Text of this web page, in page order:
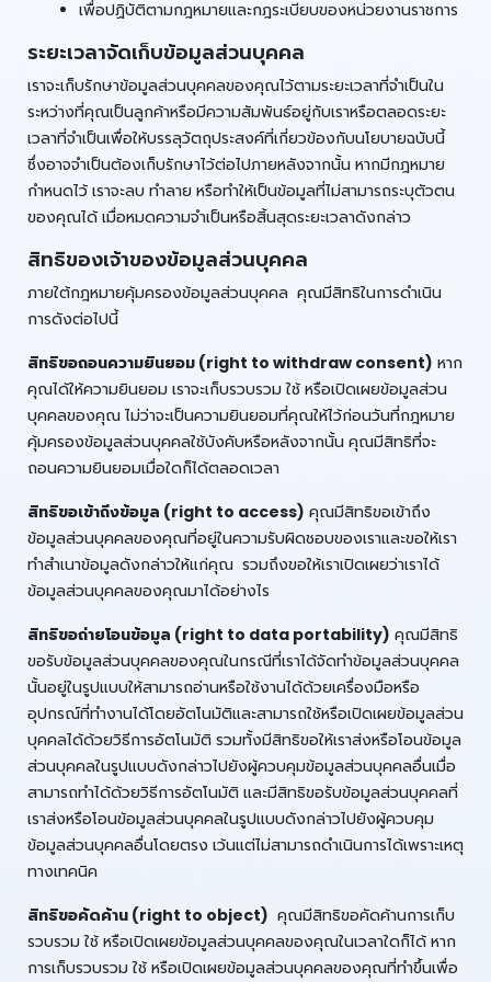
เพื่อปฏิบัติตามกฎหมายและกฎระเบียบของหน่วยงานราชการ
ระยะเวลาจัดเก็บข้อมูลส่วนบุคคล
เราจะเก็บรักษาข้อมูลส่วนบุคคลของคุณไว้ตามระยะเวลาที่จำเป็นใน
ระหว่างที่คุณเป็นลูกค้าหรือมีความสัมพันธ์อยู่กับเราหรือตลอดระยะ
เวลาที่จำเป็นเพื่อให้บรรลุวัตถุประสงค์ที่เกี่ยวข้องกับนโยบายฉบับนี้
ซึ่งอาจจำเป็นต้องเก็บรักษาไว้ต่อไปภายหลังจากนั้น หากมีกฎหมาย
กำหนดไว้ เราจะลบ ทำลาย หรือทำให้เป็นข้อมูลที่ไม่สามารถระบุตัวตน
ของคุณได้ เมื่อหมดความจำเป็นหรือสิ้นสุดระยะเวลาดังกล่าว
สิทธิของเจ้าของข้อมูลส่วนบุคคล
ภายใต้กฎหมายคุ้มครองข้อมูลส่วนบุคคล คุณมีสิทธิในการดำเนิน
การดังต่อไปนี้
สิทธิขอถอนความยินยอม (right to withdraw consent) หาก
คุณได้ให้ความยินยอม เราจะเก็บรวบรวม ใช้ หรือเปิดเผยข้อมูลส่วน
บุคคลของคุณ ไม่ว่าจะเป็นความยินยอมที่คุณให้ไว้ก่อนวันที่กฎหมาย
คุ้มครองข้อมูลส่วนบุคคลใช้บังคับหรือหลังจากนั้น คุณมีสิทธิที่จะ
ถอนความยินยอมเมื่อใดก็ได้ตลอดเวลา
สิทธิขอเข้าถึงข้อมูล (right to access) คุณมีสิทธิขอเข้าถึง
ข้อมูลส่วนบุคคลของคุณที่อยู่ในความรับผิดชอบของเราและขอให้เรา
ทำสำเนาข้อมูลดังกล่าวให้แก่คุณ รวมถึงขอให้เราเปิดเผยว่าเราได้
ข้อมูลส่วนบุคคลของคุณมาได้อย่างไร
สิทธิขอถ่ายโอนข้อมูล (right to data portability) คุณมีสิทธิ
ขอรับข้อมูลส่วนบุคคลของคุณในกรณีที่เราได้จัดทำข้อมูลส่วนบุคคล
นั้นอยู่ในรูปแบบให้สามารถอ่านหรือใช้งานได้ด้วยเครื่องมือหรือ
อุปกรณ์ที่ทำงานได้โดยอัตโนมัติและสามารถใช้หรือเปิดเผยข้อมูลส่วน
บุคคลได้ด้วยวิธีการอัตโนมัติ รวมทั้งมีสิทธิขอให้เราส่งหรือโอนข้อมูล
ส่วนบุคคลในรูปแบบดังกล่าวไปยังผู้ควบคุมข้อมูลส่วนบุคคลอื่นเมื่อ
สามารถทำได้ด้วยวิธีการอัตโนมัติ และมีสิทธิขอรับข้อมูลส่วนบุคคลที่
เราส่งหรือโอนข้อมูลส่วนบุคคลในรูปแบบดังกล่าวไปยังผู้ควบคุม
ข้อมูลส่วนบุคคลอื่นโดยตรง เว้นแต่ไม่สามารถดำเนินการได้เพราะเหตุ
ทางเทคนิค
สิทธิขอคัดค้าน (right to object) คุณมีสิทธิขอคัดค้านการเก็บ
รวบรวม ใช้ หรือเปิดเผยข้อมูลส่วนบุคคลของคุณในเวลาใดก็ได้ หาก
การเก็บรวบรวม ใช้ หรือเปิดเผยข้อมูลส่วนบุคคลของคุณที่ทำขึ้นเพื่อ